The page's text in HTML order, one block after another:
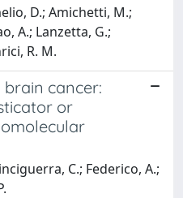
D.; Amichetti, M.;
A.; Lanzetta, G.;
R. M.
brain cancer:
or
C.; Federico, A.;